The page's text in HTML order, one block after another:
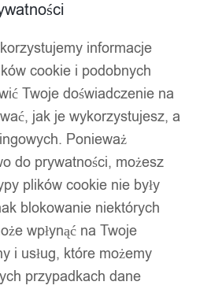
informacje
cookie i podobnych
Twoje doświadczenie na
jak je wykorzystujesz, a
Ponieważ
do prywatności, możesz
plików cookie nie były
blokowanie niektórych
wpłynąć na Twoje
i usług, które możemy
przypadkach dane